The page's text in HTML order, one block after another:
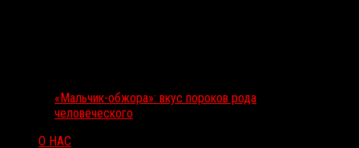
«Мальчик-обжора»: вкус пороков рода
человеческого
О НАС